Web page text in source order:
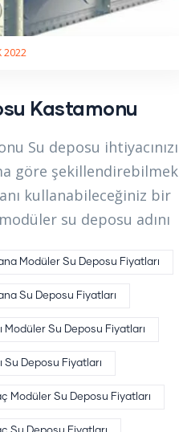
2022
Kastamonu
Su deposu ihtiyacınızı
göre şekillendirebilmek
kullanabileceğiniz bir
su deposu adını
Modüler Su Deposu Fiyatları
Su Deposu Fiyatları
Modüler Su Deposu Fiyatları
Su Deposu Fiyatları
Modüler Su Deposu Fiyatları